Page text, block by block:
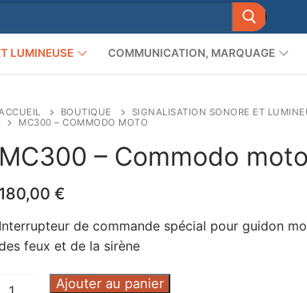
LUMINEUSE COMMUNICATION, MARQUAGE
ACCUEIL BOUTIQUE SIGNALISATION SONORE ET
MC300 – COMMODO MOTO
MC300 – Commodo moto
180,00 €
Interrupteur de commande spécial pour guidon
feux et de la sirène
quantité
Ajouter au panier